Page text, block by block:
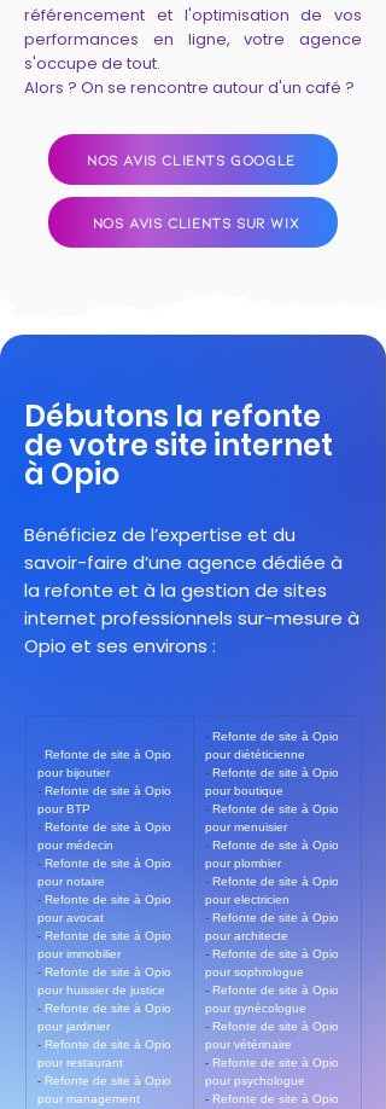
référencement et l'optimisation de vos
performances en ligne, votre agence
s'occupe de tout.
Alors ? On se rencontre autour d'un café ?
NOS AVIS CLIENTS GOOGLE
NOS AVIS CLIENTS SUR WIX
Débutons la refonte
de votre site internet
à Opio
Bénéficiez de l’expertise et du
savoir-faire d’une agence dédiée à
la refonte et à la gestion de sites
internet professionnels sur-mesure à
Opio et ses environs :
- Refonte de site à Opio
pour bijoutier
- Refonte de site à Opio
pour BTP
- Refonte de site à Opio
pour médecin
- Refonte de site à Opio
pour notaire
- Refonte de site à Opio
pour avocat
- Refonte de site à Opio
pour immobilier
- Refonte de site à Opio
pour huissier de justice
- Refonte de site à Opio
pour jardinier
- Refonte de site à Opio
pour restaurant
- Refonte de site à Opio
pour management
- Refonte de site à Opio
pour diététicienne
- Refonte de site à Opio
pour boutique
- Refonte de site à Opio
pour menuisier
- Refonte de site à Opio
pour plombier
- Refonte de site à Opio
pour electricien
- Refonte de site à Opio
pour architecte
- Refonte de site à Opio
pour sophrologue
- Refonte de site à Opio
pour gynécologue
- Refonte de site à Opio
pour vétérinaire
- Refonte de site à Opio
pour psychologue
- Refonte de site à Opio